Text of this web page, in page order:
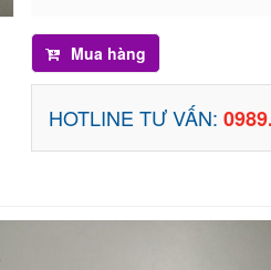
Mua hàng
HOTLINE TƯ VẤN: